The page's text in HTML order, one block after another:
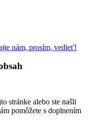
nám, prosím, vedieť!
stránke alebo ste našli
pomôžete s doplnením